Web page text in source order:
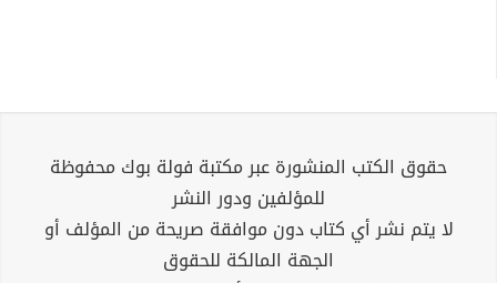
حقوق الكتب المنشورة عبر مكتبة فولة بوك محفوظة
للمؤلفين ودور النشر
لا يتم نشر أي كتاب دون موافقة صريحة من المؤلف أو
الجهة المالكة للحقوق